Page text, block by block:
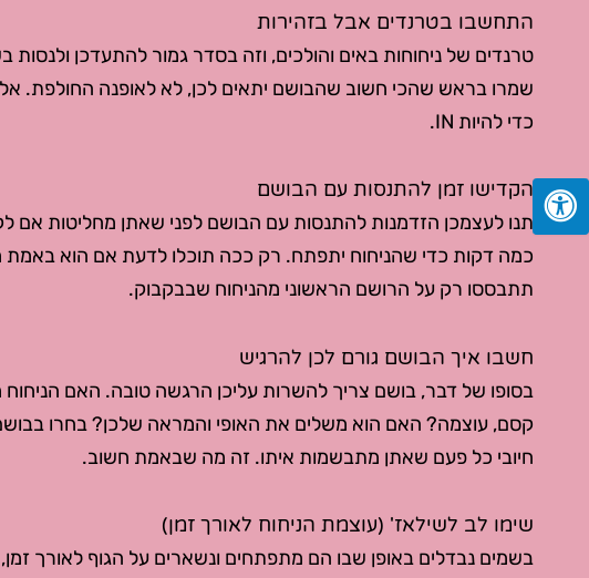
התחשבו בטרנדים אבל בזהירות
טרנדים של ניחוחות באים והולכים, וזה בסדר גמור להתעדכן
שמרו בראש שהכי חשוב שהבושם יתאים לכן, לא לאופנה החולפת.
כדי להיות IN.
הקדישו זמן להתנסות עם הבושם
תנו לעצמכן הזדמנות להתנסות עם הבושם לפני שאתן מחליטות אם
כמה דקות כדי שהניחוח יתפתח. רק ככה תוכלו לדעת אם הוא באמת
תתבססו רק על הרושם הראשוני מהניחוח שבבקבוק.
חשבו איך הבושם גורם לכן להרגיש
בסופו של דבר, בושם צריך להשרות עליכן הרגשה טובה. האם הניחוח
חיובי כל פעם שאתן מתבשמות איתו. זה מה שבאמת חשוב.
שימו לב לשילאז' (עוצמת הניחוח לאורך זמן)
בשמים נבדלים באופן שבו הם מתפתחים ונשארים על הגוף לאורך